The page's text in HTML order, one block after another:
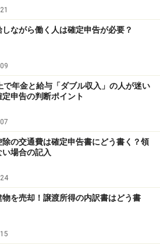
ながら働く人は確定申告が必要？
で年金と給与「ダブル収入」の人が迷い
申告の判断ポイント
除の交通費は確定申告書にどう書く？領
い場合の記入
物を売却！譲渡所得の内訳書はどう書